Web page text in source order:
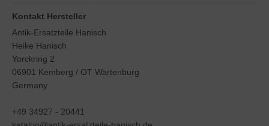
Kontakt Hersteller
Antik-Ersatzteile Hanisch
Heike Hanisch
Yorckring 2
06901 Kemberg / OT Wartenburg
Germany
+49 34927 - 20441